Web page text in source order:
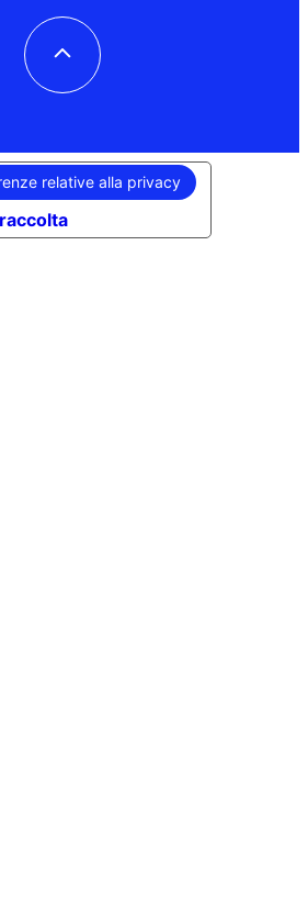
relative alla privacy